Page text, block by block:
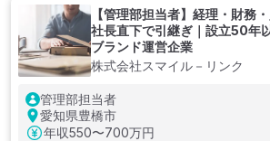
【管理部担当者】経理・財務
社長直下で引継ぎ｜設立50年
ブランド運営企業
株式会社スマイル－リンク
管理部担当者
愛知県豊橋市
年収550〜700万円